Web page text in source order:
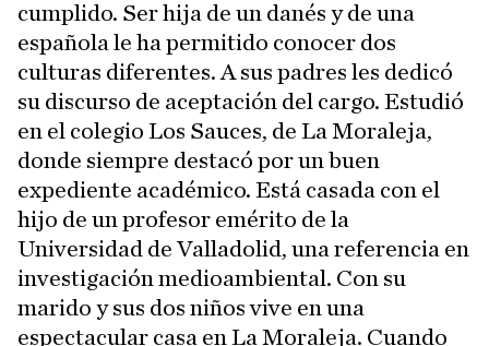
cumplido. Ser hija de un danés y de una
española le ha permitido conocer dos
culturas diferentes. A sus padres les dedicó
su discurso de aceptación del cargo. Estudió
en el colegio Los Sauces, de La Moraleja,
donde siempre destacó por un buen
expediente académico. Está casada con el
hijo de un profesor emérito de la
Universidad de Valladolid, una referencia en
investigación medioambiental. Con su
marido y sus dos niños vive en una
espectacular casa en La Moraleja. Cuando